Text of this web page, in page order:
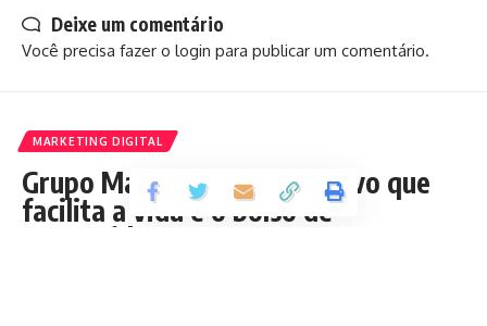
Deixe um comentário
Você precisa fazer o login para publicar um comentário.
MARKETING DIGITAL
Grupo Mateus lança aplicativo que
facilita a vida e o bolso de
consumidores